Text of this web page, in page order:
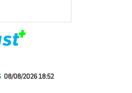
08/08/2026 18:52